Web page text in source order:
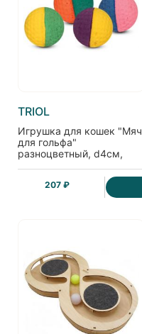
TRIOL
Игрушка для кошек "Мяч
для гольфа"
разноцветный, d4см,
207 ₽